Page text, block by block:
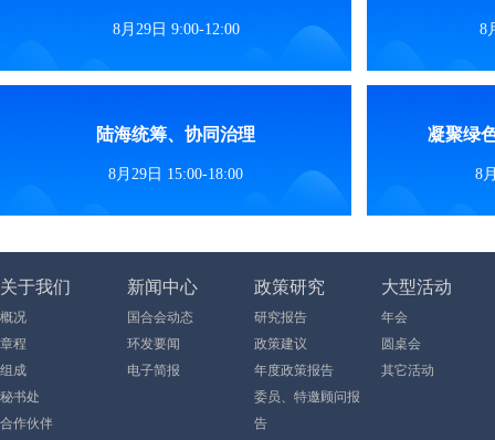
8月29日 9:00-12:00 8
陆海统筹、协同治理
8月29日 15:00-18:00
凝聚绿
8
关于我们
概况
章程
组成
秘书处
合作伙伴
新闻中心
国合会动态
环发要闻
电子简报
政策研究
研究报告
政策建议
年度政策报告
委员、特邀顾问报
告
大型活动
年会
圆桌会
其它活动